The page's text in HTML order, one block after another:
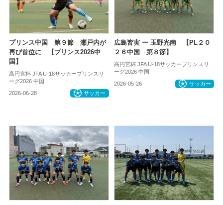
プリンス中国 第９節 瀬戸内が
再び首位に 【プリンス2026中
国】
高円宮杯 JFA U-18サッカープリンスリ
ーグ2026 中国
2026-06-28 サッカー
広島皆実 ー 玉野光南 【PL２０
２６中国 第８節】
高円宮杯 JFA U-18サッカープリンスリ
ーグ2026 中国
2026-05-26 サッカー